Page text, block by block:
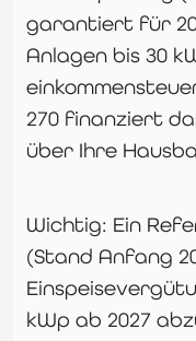
garantiert für
Anlagen bis 30
270 finanziert
über Ihre
Wichtig: Ein
(Stand Anfang
kWp ab 2027